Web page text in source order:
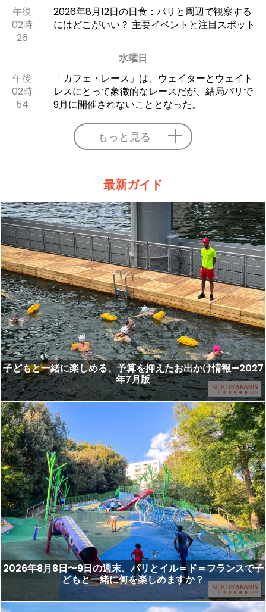
午後
02時
26
2026年8月12日の日食：パリと周辺で観察する
にはどこがいい？ 主要イベントと注目スポット
水曜日
午後
02時
54
「カフェ・レース」は、ウェイターとウェイト
レスにとって象徴的なレースだが、結局パリで
9月に開催されないこととなった。
もっと見る
最新ガイド
子どもと一緒に楽しめる、予算を抑えたお出かけ情報—2027
年7月版
2026年8月8日〜9日の週末、パリとイル＝ド＝フランスで子
どもと一緒に何を楽しめますか？